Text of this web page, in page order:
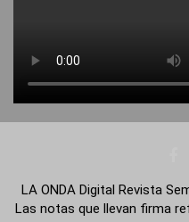
LA ONDA Digital Revista
Las notas que llevan firma